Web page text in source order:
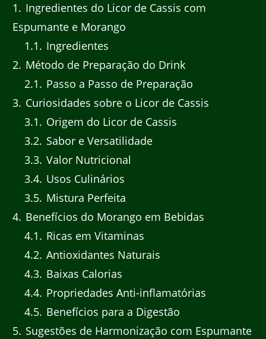
1
Ingredientes do Licor de Cassis com
Espumante e Morango
1.1
Ingredientes
2 Método de Preparação do Drink
2.1
Passo a Passo de Preparação
3 Curiosidades sobre o Licor de Cassis
3.1
Origem do Licor de Cassis
3.2 Sabor e Versatilidade
3.3 Valor Nutricional
3.4 Usos Culinários
3.5 Mistura Perfeita
4 Benefícios do Morango em Bebidas
4.1
Ricas em Vitaminas
4.2 Antioxidantes Naturais
4.3 Baixas Calorias
4.4 Propriedades Anti-inflamatórias
4.5 Benefícios para a Digestão
5 Sugestões de Harmonização com Espumante